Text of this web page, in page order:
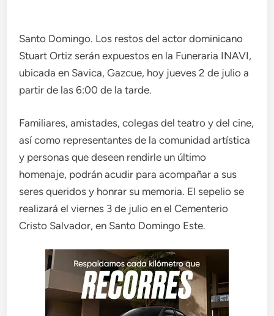
Santo Domingo. Los restos del actor dominicano
Stuart Ortiz serán expuestos en la Funeraria INAVI,
ubicada en Savica, Gazcue, hoy jueves 2 de julio a
partir de las 6:00 de la tarde.
Familiares, amistades, colegas del teatro y del cine,
así como representantes de la comunidad artística
y personas que deseen rendirle un último
homenaje, podrán acudir para acompañar a sus
seres queridos y honrar su memoria. El sepelio se
realizará el viernes 3 de julio en el Cementerio
Cristo Salvador, en Santo Domingo Este.